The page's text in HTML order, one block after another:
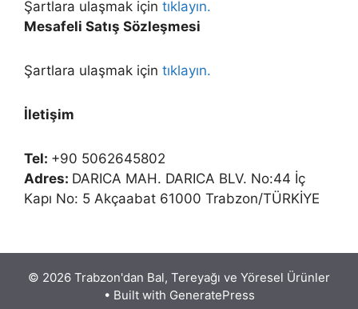
Şartlara ulaşmak için tıklayın.
Mesafeli Satış Sözleşmesi
Şartlara ulaşmak için tıklayın.
İletişim
Tel: +90 5062645802
Adres: DARICA MAH. DARICA BLV. No:44 İç
Kapı No: 5 Akçaabat 61000 Trabzon/TÜRKİYE
© 2026 Trabzon'dan Bal, Tereyağı ve Yöresel Ürünler
• Built with GeneratePress